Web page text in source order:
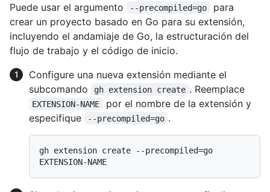
Puede usar el argumento --precompiled=go
para
crear un proyecto basado en Go para su extensión,
incluyendo el andamiaje de Go, la estructuración del
flujo de trabajo y el código de inicio.
Configure una nueva extensión mediante el
subcomando
gh extension create . Reemplace
EXTENSION-NAME
por el nombre de la extensión y
especifique
--precompiled=go .
gh extension create --precompiled=go